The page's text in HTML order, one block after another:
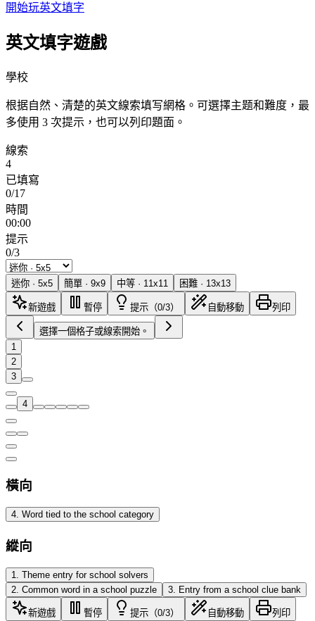
開始玩英文填字
英文填字遊戲
學校
根据自然、清楚的英文線索填写網格。可選擇主题和難度，最
多使用 3 次提示，也可以列印題面。
線索
4
已填寫
0/17
時間
00:00
提示
0/3
迷你 · 5x5 簡單 · 9x9 中等 · 11x11 困難 · 13x13
新遊戲 暫停 提示（0/3） 自動移動 列印
選擇一個格子或線索開始。
1
2
3
4
橫向
4. Word tied to the school category
縱向
1
Theme entry for school solvers
2 Common word in a school puzzle 3 Entry from a school clue bank
新遊戲 暫停 提示（0/3） 自動移動 列印